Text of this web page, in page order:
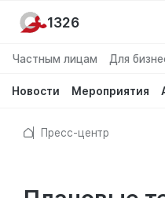
Частным лицам Для
Новости Мероприятия
1326
Пресс-центр